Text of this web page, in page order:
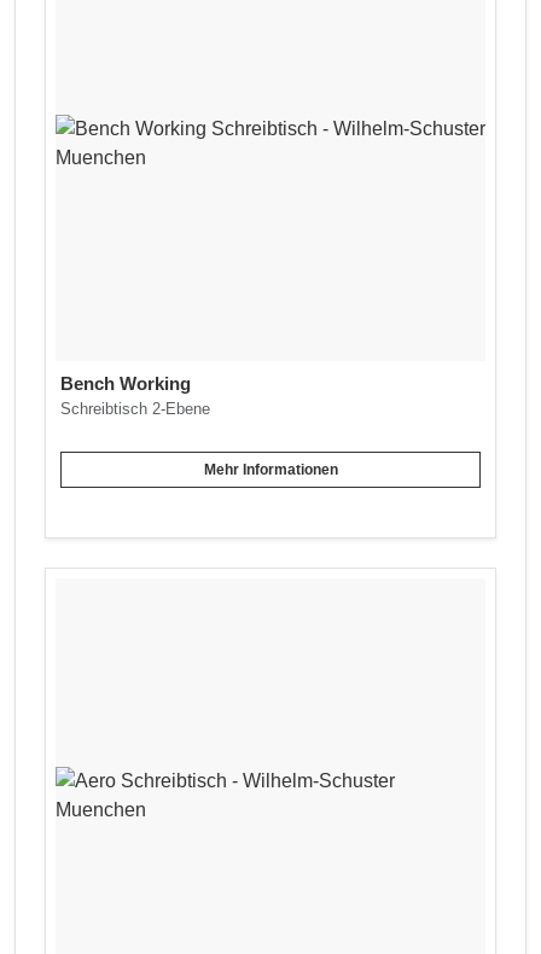
Bench Working
Schreibtisch 2-Ebene
Mehr Informationen